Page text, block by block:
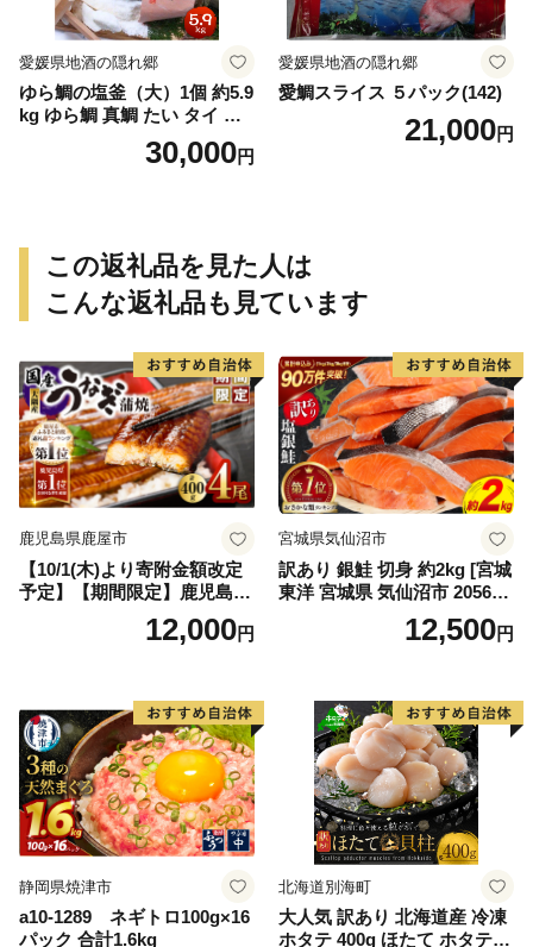
愛媛県地酒の隠れ郷
ゆら鯛の塩釜（大）1個 約5.9
kg ゆら鯛 真鯛 たい タイ 鯛
塩釜焼き 塩釜 魚 魚介類 海鮮
祝い事 お祝い ハレの日 食品
30,000円
愛媛県地酒の隠れ郷
愛鯛スライス ５パック(142)
21,000円
この返礼品を見た人は
こんな返礼品も見ています
鹿児島県鹿屋市
【10/1(木)より寄附金額改定
予定】【期間限定】鹿児島県
大隅産うなぎ蒲焼4尾（400
g） KN007-02312,000円
宮城県気仙沼市
訳あり 銀鮭 切身 約2kg [宮城
東洋 宮城県 気仙沼市 205649
91] 鮭 魚介類 海鮮 訳アリ 規
格外 不揃い さけ サケ 鮭切身
切り身 魚 わけあり
12,500円
静岡県焼津市
a10-1289 ネギトロ100g×16
パック 合計1.6kg
北海道別海町
大人気 訳あり 北海道産 冷凍
ホタテ 400g ほたて ホタテ